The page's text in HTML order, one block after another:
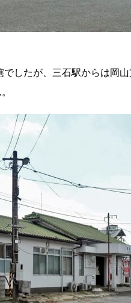
したが、三石駅からは岡